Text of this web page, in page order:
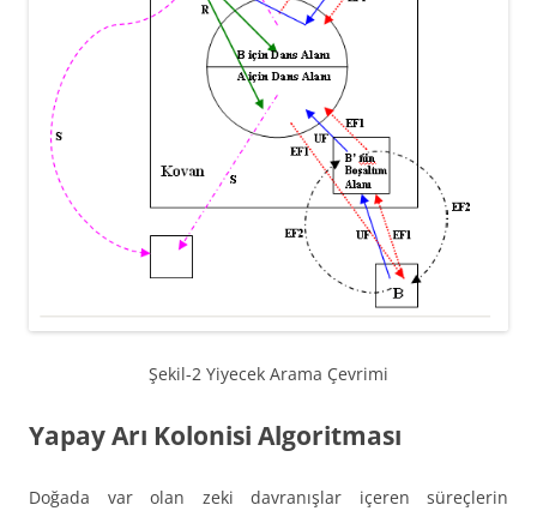
Şekil-2 Yiyecek Arama Çevrimi
Yapay Arı Kolonisi Algoritması
Doğada var olan zeki davranışlar içeren süreçlerin